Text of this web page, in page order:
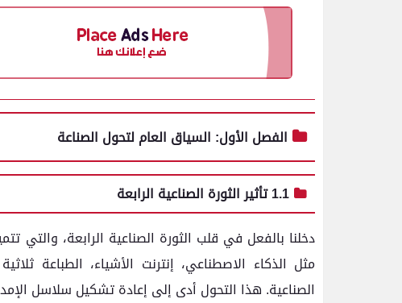
الفصل الأول: السياق العام لتحول الصناعة
1.1 تأثير الثورة الصناعية الرابعة
دخلنا بالفعل في قلب الثورة الصناعية الرابعة، والتي
مثل الذكاء الاصطناعي، إنترنت الأشياء، الطباعة
الصناعية. هذا التحول أدى إلى إعادة تشكيل سلاسل